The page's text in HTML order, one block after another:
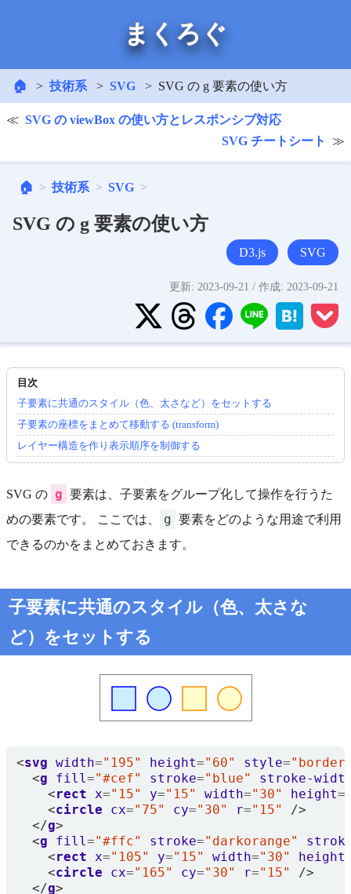
まくろぐ
🏠 技術系 SVG SVG の g 要素の使い方
SVG の viewBox の使い方とレスポンシブ対応
SVG チートシート
🏠 技術系 SVG
SVG の g 要素の使い方
D3.js SVG
更新: 2023-09-21 / 作成: 2023-09-21
子要素に共通のスタイル（色、太さなど）をセットする
子要素の座標をまとめて移動する (transform)
レイヤー構造を作り表示順序を制御する
SVG の g 要素は、子要素をグループ化して操作を行うた
めの要素です。 ここでは、
g 要素をどのような用途で利用
できるのかをまとめておきます。
子要素に共通のスタイル（色、太さな
ど）をセットする
<svg width="195" height="60" style=
<g fill ="#cef" stroke="blue"
stroke-
<rect x="15" y="15" width="30" height=
<circle cx="75" cy="30" r="15"
/>
</g>
<g fill ="#ffc" stroke="darkorange"
<rect x="105" y="15" width="30" height
<circle cx="165" cy="30" r="15"
/>
</g>